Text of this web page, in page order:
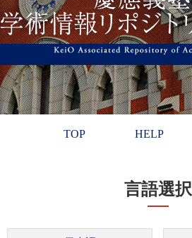
TOP HELP
言語選択